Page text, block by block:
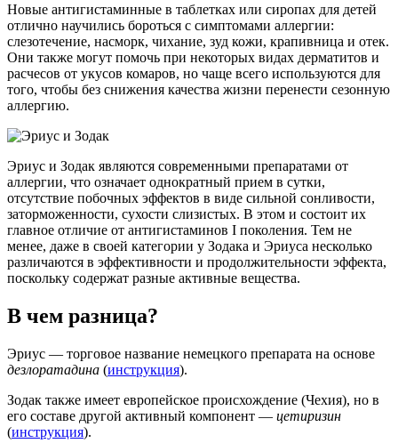
Новые антигистаминные в таблетках или сиропах для детей
отлично научились бороться с симптомами аллергии:
слезотечение, насморк, чихание, зуд кожи, крапивница и отек.
Они также могут помочь при некоторых видах дерматитов и
расчесов от укусов комаров, но чаще всего используются для
того, чтобы без снижения качества жизни перенести сезонную
аллергию.
Эриус и Зодак являются современными препаратами от
аллергии, что означает однократный прием в сутки,
отсутствие побочных эффектов в виде сильной сонливости,
заторможенности, сухости слизистых. В этом и состоит их
главное отличие от антигистаминов I поколения. Тем не
менее, даже в своей категории у Зодака и Эриуса несколько
различаются в эффективности и продолжительности эффекта,
поскольку содержат разные активные вещества.
В чем разница?
Эриус — торговое название немецкого препарата на основе
дезлоратадина (инструкция).
Зодак также имеет европейское происхождение (Чехия), но в
его составе другой активный компонент — цетиризин
(инструкция).